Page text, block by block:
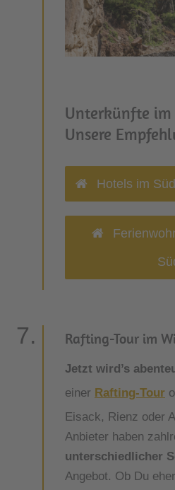
Unterkünfte im
Unsere
Hotels im
Rafting-Tour im
Jetzt wird’s
einer Rafting-Tour
Eisack, Rienz oder
Anbieter haben
unterschiedlicher
Angebot. Ob Du